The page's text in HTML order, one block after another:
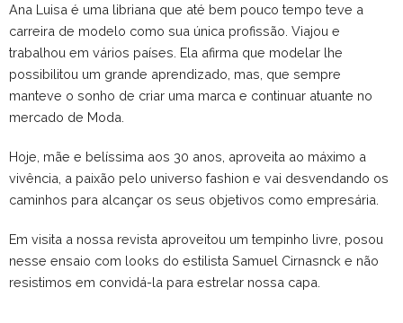
Ana Luisa é uma libriana que até bem pouco tempo teve a
carreira de modelo como sua única profissão. Viajou e
trabalhou em vários países. Ela afirma que modelar lhe
possibilitou um grande aprendizado, mas, que sempre
manteve o sonho de criar uma marca e continuar atuante no
mercado de Moda.
Hoje, mãe e belíssima aos 30 anos, aproveita ao máximo a
vivência, a paixão pelo universo fashion e vai desvendando os
caminhos para alcançar os seus objetivos como empresária.
Em visita a nossa revista aproveitou um tempinho livre, posou
nesse ensaio com looks do estilista Samuel Cirnasnck e não
resistimos em convidá-la para estrelar nossa capa.